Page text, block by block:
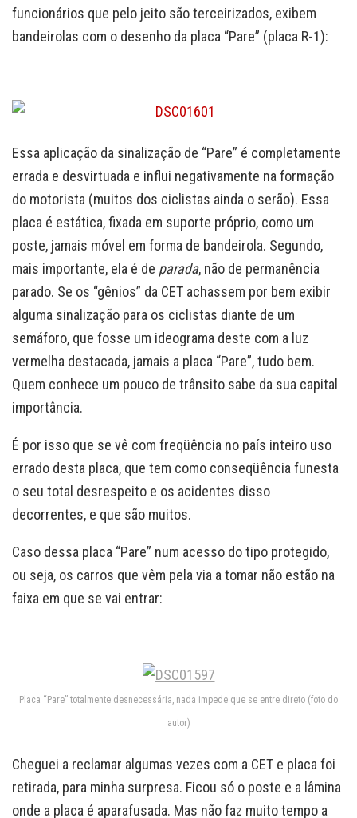
funcionários que pelo jeito são terceirizados, exibem
bandeirolas com o desenho da placa “Pare” (placa R-1):
Essa aplicação da sinalização de “Pare” é completamente
errada e desvirtuada e influi negativamente na formação
do motorista (muitos dos ciclistas ainda o serão). Essa
placa é estática, fixada em suporte próprio, como um
poste, jamais móvel em forma de bandeirola. Segundo,
mais importante, ela é de parada, não de permanência
parado. Se os “gênios” da CET achassem por bem exibir
alguma sinalização para os ciclistas diante de um
semáforo, que fosse um ideograma deste com a luz
vermelha destacada, jamais a placa “Pare”, tudo bem.
Quem conhece um pouco de trânsito sabe da sua capital
importância.
É por isso que se vê com freqüência no país inteiro uso
errado desta placa, que tem como conseqüência funesta
o seu total desrespeito e os acidentes disso
decorrentes, e que são muitos.
Caso dessa placa “Pare” num acesso do tipo protegido,
ou seja, os carros que vêm pela via a tomar não estão na
faixa em que se vai entrar:
Placa “Pare” totalmente desnecessária, nada impede que se entre direto (foto do
autor)
Cheguei a reclamar algumas vezes com a CET e placa foi
retirada, para minha surpresa. Ficou só o poste e a lâmina
onde a placa é aparafusada. Mas não faz muito tempo a